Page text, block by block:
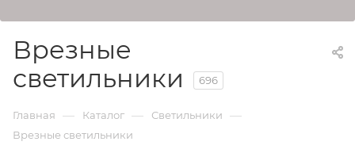
Врезные
светильники
696
Главная — Каталог — Светильники —
Врезные светильники